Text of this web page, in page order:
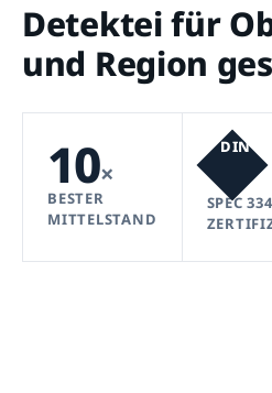
Detektei für
und Region
10×
BESTER
MITTELSTAND
DIN
SPEC